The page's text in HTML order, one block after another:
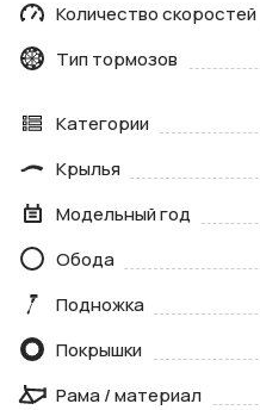
Количество скоростей
Тип тормозов
Категории
Крылья
Модельный год
Обода
Подножка
Покрышки
Рама / материал